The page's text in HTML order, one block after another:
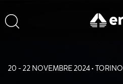
20 - 22 NOVEMBRE 2024 • TORINO